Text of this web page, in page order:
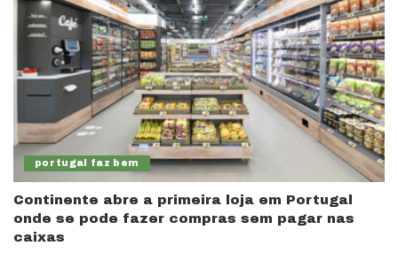
portugal faz bem
Continente abre a primeira loja em Portugal
onde se pode fazer compras sem pagar nas
caixas